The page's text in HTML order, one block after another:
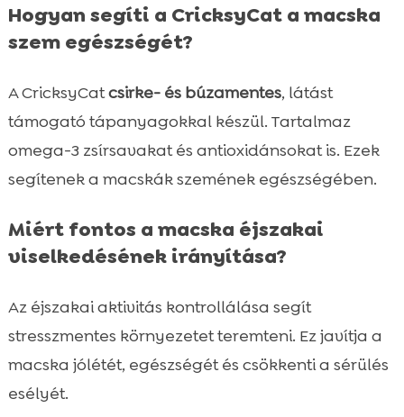
Hogyan segíti a CricksyCat a macska
szem egészségét?
A CricksyCatcsirke- és búzamentes, látást
támogató tápanyagokkal készül. Tartalmaz
omega-3 zsírsavakat és antioxidánsokat is. Ezek
segítenek a macskák szemének egészségében.
Miért fontos a macska éjszakai
viselkedésének irányítása?
Az éjszakai aktivitás kontrollálása segít
stresszmentes környezetet teremteni. Ez javítja a
macska jólétét, egészségét és csökkenti a sérülés
esélyét.